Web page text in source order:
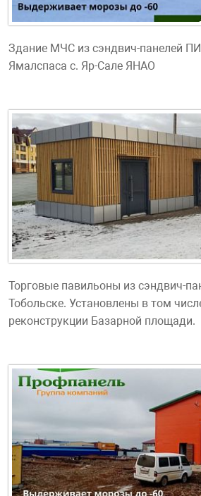
Здание МЧС из сэндвич-панелей
Ямалспаса с. Яр-Сале ЯНАО
Торговые павильоны из сэндвич-
Тобольске. Установлены в том
реконструкции Базарной площади.